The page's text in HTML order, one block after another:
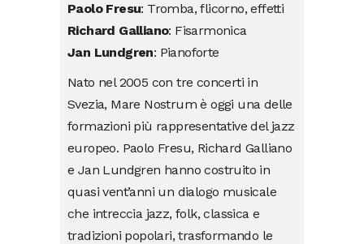
Paolo Fresu: Tromba, flicorno, effetti
Richard Galliano: Fisarmonica
Jan Lundgren: Pianoforte
Nato nel 2005 con tre concerti in
Svezia, Mare Nostrum è oggi una delle
formazioni più rappresentative del jazz
europeo. Paolo Fresu, Richard Galliano
e Jan Lundgren hanno costruito in
quasi vent’anni un dialogo musicale
che intreccia jazz, folk, classica e
tradizioni popolari, trasformando le